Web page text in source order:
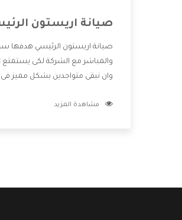
صيانة اريستون
صيانة اريستون الرئيسي هدفها
والمباشر مع الشركة لكى يستمتع
وان نبقى متواجدين بشكل مميز
بالخدمات التى تنفرد الشركة بها
مشاهدة المزيد